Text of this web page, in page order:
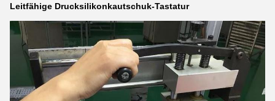
Leitfähige Drucksilikonkautschuk-Tastatur